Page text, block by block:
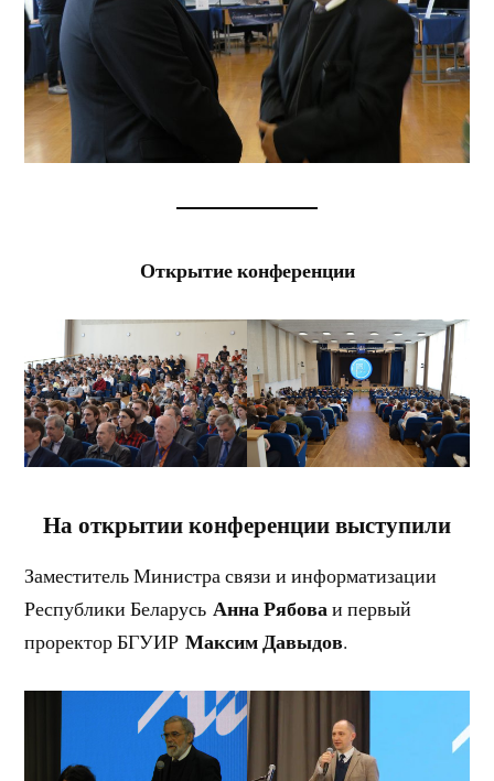
Открытие конференции
На открытии конференции выступили
Заместитель Министра связи и информатизации
Республики Беларусь Анна Рябоваи первый
проректор БГУИРМаксим Давыдов.